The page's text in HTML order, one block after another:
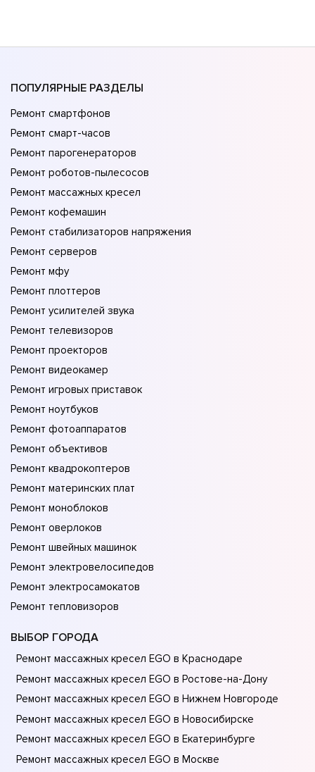
ПОПУЛЯРНЫЕ РАЗДЕЛЫ
Ремонт смартфонов
Ремонт смарт-часов
Ремонт парогенераторов
Ремонт роботов-пылесосов
Ремонт массажных кресел
Ремонт кофемашин
Ремонт стабилизаторов напряжения
Ремонт серверов
Ремонт мфу
Ремонт плоттеров
Ремонт усилителей звука
Ремонт телевизоров
Ремонт проекторов
Ремонт видеокамер
Ремонт игровых приставок
Ремонт ноутбуков
Ремонт фотоаппаратов
Ремонт объективов
Ремонт квадрокоптеров
Ремонт материнских плат
Ремонт моноблоков
Ремонт оверлоков
Ремонт швейных машинок
Ремонт электровелосипедов
Ремонт электросамокатов
Ремонт тепловизоров
ВЫБОР ГОРОДА
Ремонт массажных кресел EGO в Краснодаре
Ремонт массажных кресел EGO в Ростове-на-Донy
Ремонт массажных кресел EGO в Нижнем Новгороде
Ремонт массажных кресел EGO в Новосибирске
Ремонт массажных кресел EGO в Екатеринбурге
Ремонт массажных кресел EGO в Москве